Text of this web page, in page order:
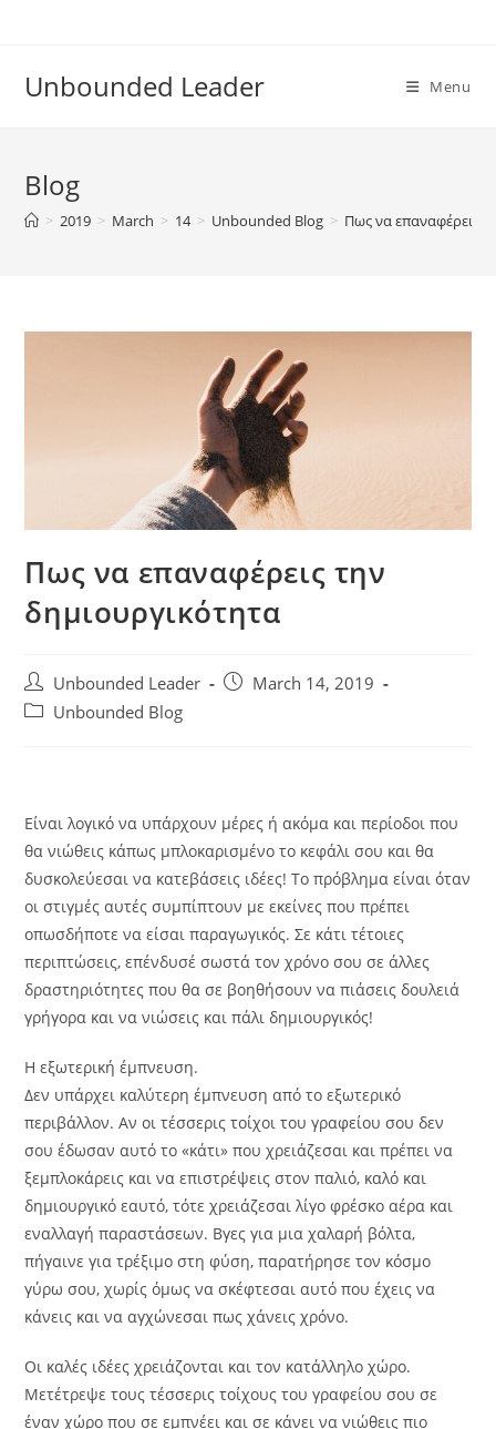
Unbounded Leader Menu
Blog
> 2019 > March > 14 > Unbounded Blog > Πως να επαναφέρεις
Πως να επαναφέρεις την
δημιουργικότητα
Post
author:
Unbounded Leader
PostMarch 14, 2019
PostUnbounded Blog
Είναι λογικό να υπάρχουν μέρες ή ακόμα και περίοδοι που
θα νιώθεις κάπως μπλοκαρισμένο το κεφάλι σου και θα
δυσκολεύεσαι να κατεβάσεις ιδέες! Το πρόβλημα είναι όταν
οι στιγμές αυτές συμπίπτουν με εκείνες που πρέπει
οπωσδήποτε να είσαι παραγωγικός. Σε κάτι τέτοιες
περιπτώσεις, επένδυσέ σωστά τον χρόνο σου σε άλλες
δραστηριότητες που θα σε βοηθήσουν να πιάσεις δουλειά
γρήγορα και να νιώσεις και πάλι δημιουργικός!
Η εξωτερική έμπνευση.
Δεν υπάρχει καλύτερη έμπνευση από το εξωτερικό
περιβάλλον. Αν οι τέσσερις τοίχοι του γραφείου σου δεν
σου έδωσαν αυτό το «κάτι» που χρειάζεσαι και πρέπει να
ξεμπλοκάρεις και να επιστρέψεις στον παλιό, καλό και
δημιουργικό εαυτό, τότε χρειάζεσαι λίγο φρέσκο αέρα και
εναλλαγή παραστάσεων. Βγες για μια χαλαρή βόλτα,
πήγαινε για τρέξιμο στη φύση, παρατήρησε τον κόσμο
γύρω σου, χωρίς όμως να σκέφτεσαι αυτό που έχεις να
κάνεις και να αγχώνεσαι πως χάνεις χρόνο.
Οι καλές ιδέες χρειάζονται και τον κατάλληλο χώρο.
Μετέτρεψε τους τέσσερις τοίχους του γραφείου σου σε
έναν χώρο που σε εμπνέει και σε κάνει να νιώθεις πιο